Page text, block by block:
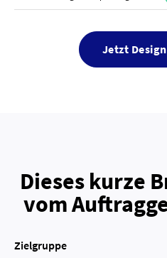
Jetzt
Dieses kurze
vom
Zielgruppe